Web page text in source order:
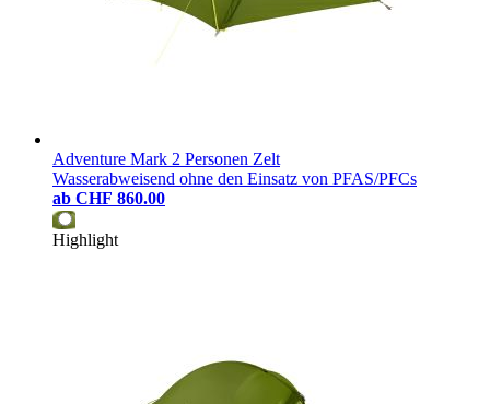
Adventure Mark 2 Personen Zelt
Wasserabweisend ohne den Einsatz von PFAS/PFCs
ab CHF 860.00
Highlight